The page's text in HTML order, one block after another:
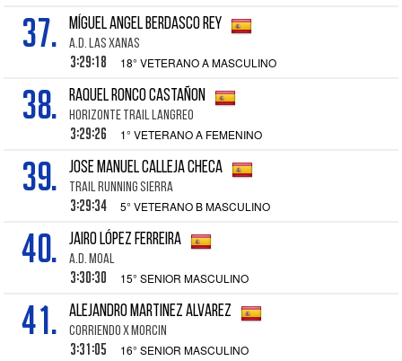
37. MÍGUEL ANGEL BERDASCO REY
A.D. LAS XANAS
3:29:18 18° VETERANO A MASCULINO
38. RAQUEL RONCO CASTAÑON
HORIZONTE TRAIL LANGREO
3:29:26 1° VETERANO A FEMENINO
39. JOSE MANUEL CALLEJA CHECA
TRAIL RUNNING SIERRA
3:29:34 5° VETERANO B MASCULINO
40. JAIRO LÓPEZ FERREIRA
A.D. MOAL
3:30:30 15° SENIOR MASCULINO
41. ALEJANDRO MARTINEZ ALVAREZ
CORRIENDO X MORCIN
3:31:05 16° SENIOR MASCULINO